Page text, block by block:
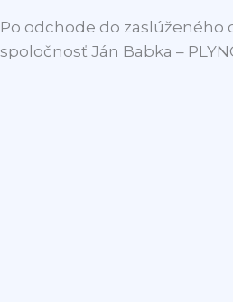
Po odchode do zaslúženého
spoločnosť Ján Babka –